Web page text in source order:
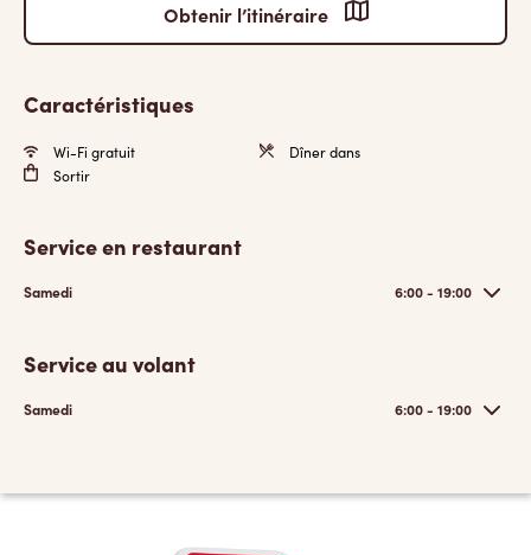
Obtenir l’itinéraire
Caractéristiques
Wi-Fi gratuit
Dîner dans
Sortir
Service en restaurant
Samedi 6:00 - 19:00
Service au volant
Samedi 6:00 - 19:00